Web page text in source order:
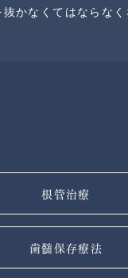
かなくてはならなく
根管治療
歯髄保存療法